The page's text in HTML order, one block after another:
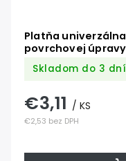
Platňa
povrchovej úpravy
Skladom do 3 dní
€2,53 bez DPH
€3,11 / KS